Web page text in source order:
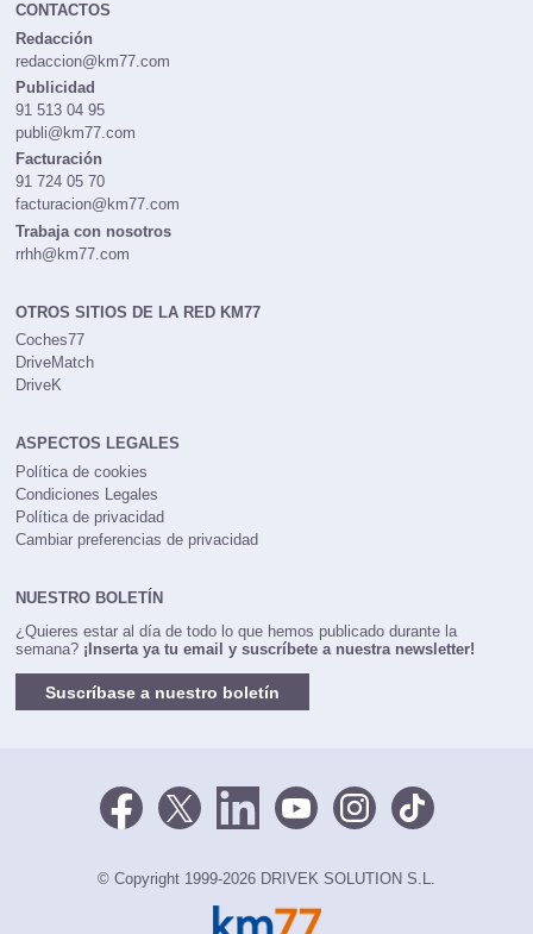
CONTACTOS
Redacción
redaccion@km77.com
Publicidad
91 513 04 95
publi@km77.com
Facturación
91 724 05 70
facturacion@km77.com
Trabaja con nosotros
rrhh@km77.com
OTROS SITIOS DE LA RED KM77
Coches77
DriveMatch
DriveK
ASPECTOS LEGALES
Política de cookies
Condiciones Legales
Política de privacidad
Cambiar preferencias de privacidad
NUESTRO BOLETÍN
¿Quieres estar al día de todo lo que hemos publicado durante la
semana? ¡Inserta ya tu email y suscríbete a nuestra newsletter!
Suscríbase a nuestro boletín
© Copyright 1999-2026 DRIVEK SOLUTION S.L.